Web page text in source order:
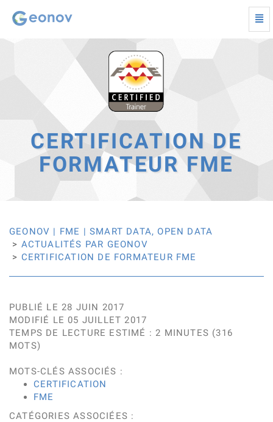
d'accueilCERTIFICATION DE
FORMATEUR FME
GEONOV | FME | SMART DATA, OPEN DATA
ACTUALITÉS PAR GEONOV
CERTIFICATION DE FORMATEUR FME
PUBLIÉ LE 28 JUIN 2017
MODIFIÉ LE 05 JUILLET 2017
TEMPS DE LECTURE ESTIMÉ : 2 MINUTES (316
MOTS)
MOTS-CLÉS ASSOCIÉS :
CERTIFICATION
FME
CATÉGORIES ASSOCIÉES :